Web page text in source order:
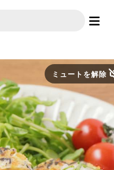
ミュートを解除